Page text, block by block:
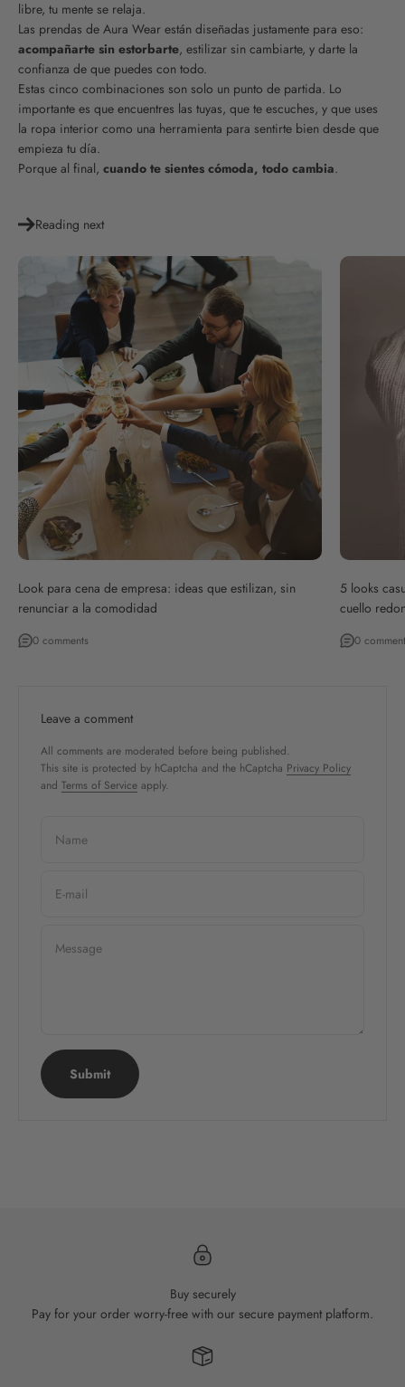
libre, tu mente se relaja.
Las prendas de Aura Wear están diseñadas justamente para eso:
acompañarte sin estorbarte, estilizar sin cambiarte, y darte la
confianza de que puedes con todo.
Estas cinco combinaciones son solo un punto de partida. Lo
importante es que encuentres las tuyas, que te escuches, y que uses
la ropa interior como una herramienta para sentirte bien desde que
empieza tu día.
Porque al final, cuando te sientes cómoda, todo cambia.
Reading next
Look para cena de empresa: ideas que estilizan, sin
renunciar a la comodidad
0 comments
5 looks
cuello
0
Leave a comment
All comments are moderated before being published.
This site is protected by hCaptcha and the hCaptcha Privacy Policy
and Terms of Service apply.
Name
E-mail
Message
Submit
Buy securely
Pay for your order worry-free with our secure payment platform.